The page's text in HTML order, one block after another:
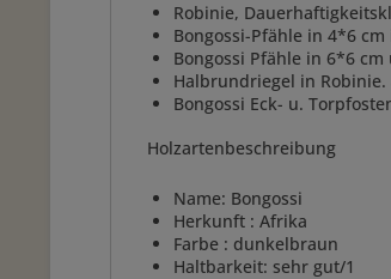
Robinie,
Bongossi-Pfähle in 4*6
Bongossi Pfähle in 6*6
Halbrundriegel in Robinie.
Bongossi Eck- u.
Holzartenbeschreibung
Name: Bongossi
Herkunft : Afrika
Farbe : dunkelbraun
Haltbarkeit: sehr gut/1